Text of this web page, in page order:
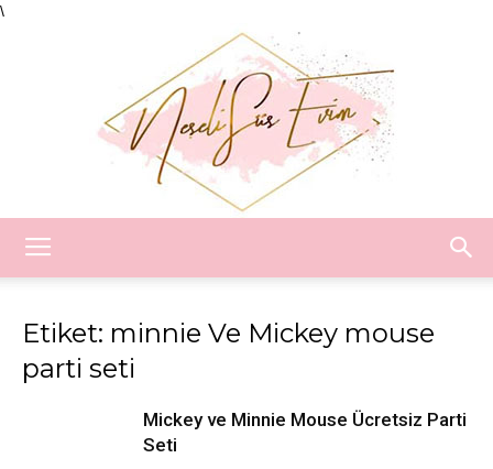
\
Etiket: minnie Ve Mickey mouse
parti seti
Mickey ve Minnie Mouse Ücretsiz Parti
Seti